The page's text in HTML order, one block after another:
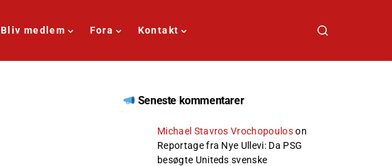
Bliv medlem Fora Kontakt
Seneste kommentarer
Michael Stavros Vrochopouloson
Reportage fra Nye Ullevi: Da PSG
besøgte Uniteds svenske